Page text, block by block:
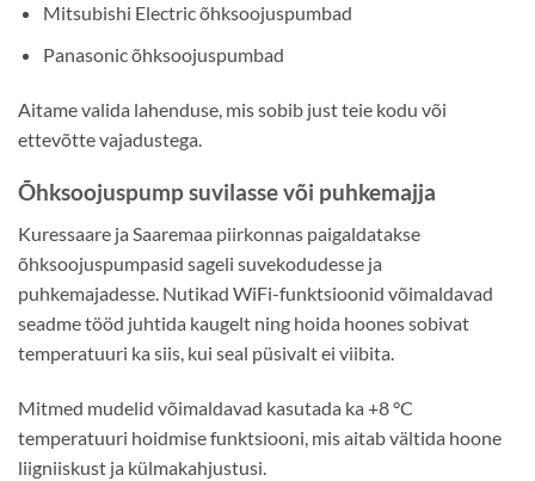
Mitsubishi Electric õhksoojuspumbad
Panasonic õhksoojuspumbad
Aitame valida lahenduse, mis sobib just teie kodu või
ettevõtte vajadustega.
Õhksoojuspump suvilasse või puhkemajja
Kuressaare ja Saaremaa piirkonnas paigaldatakse
õhksoojuspumpasid sageli suvekodudesse ja
puhkemajadesse. Nutikad WiFi-funktsioonid võimaldavad
seadme tööd juhtida kaugelt ning hoida hoones sobivat
temperatuuri ka siis, kui seal püsivalt ei viibita.
Mitmed mudelid võimaldavad kasutada ka +8 °C
temperatuuri hoidmise funktsiooni, mis aitab vältida hoone
liigniiskust ja külmakahjustusi.